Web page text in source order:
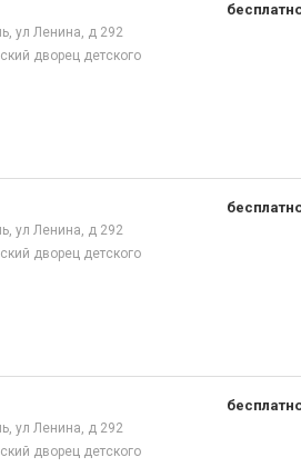
ул Ленина, д 292
дворец детского
ул Ленина, д 292
дворец детского
ул Ленина, д 292
дворец детского